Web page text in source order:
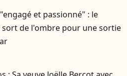
et passionné" : le
de l'ombre pour une sortie